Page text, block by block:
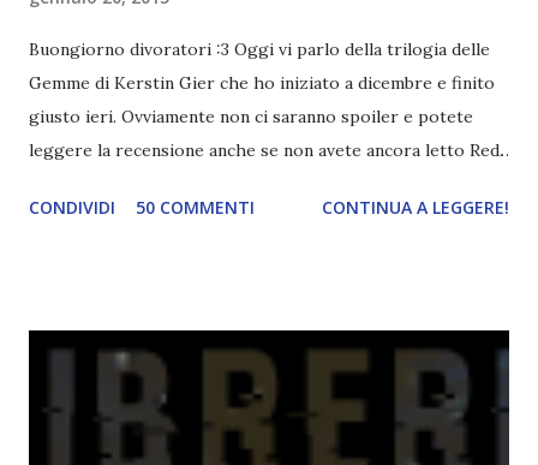
Buongiorno divoratori :3 Oggi vi parlo della trilogia delle
Gemme di Kerstin Gier che ho iniziato a dicembre e finito
giusto ieri. Ovviamente non ci saranno spoiler e potete
leggere la recensione anche se non avete ancora letto Red.
Green sono state delle letture molto piacevoli ma non
potete capire le mie aspettative! Innanzitutto, se la Gier o
probabilmente lo avrei apprezzato molto di più. Red è
molto introduttivo, nel senso che in trecento pagine non
CONDIVIDI 50 COMMENTI CONTINUA A LEGGERE!